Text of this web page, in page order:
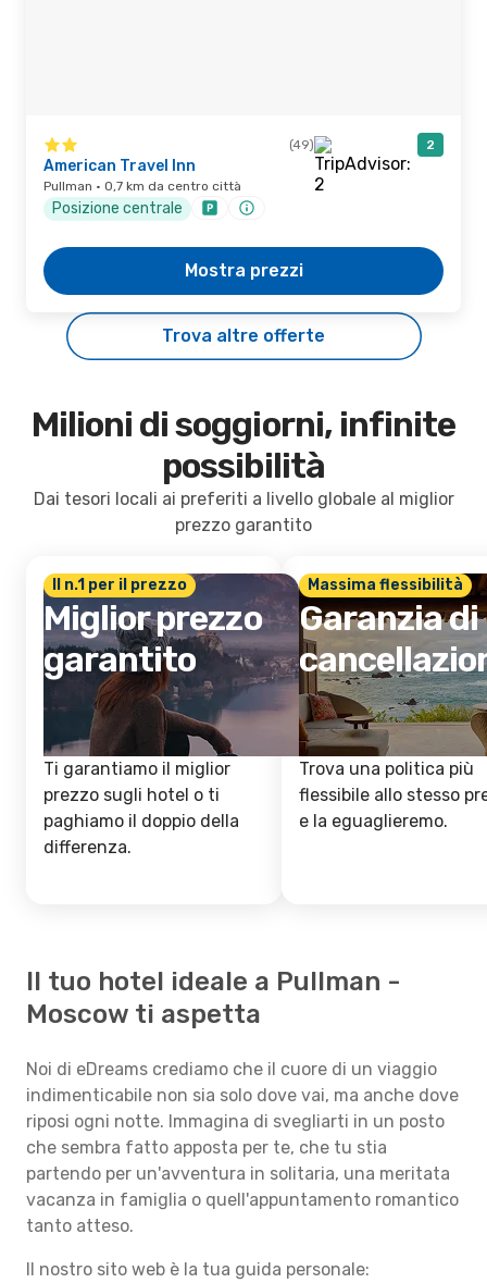
(49) 2
American Travel Inn
Pullman · 0,7 km da centro città
Posizione centrale
Mostra prezzi
Trova altre offerte
Milioni di soggiorni, infinite
possibilità
Dai tesori locali ai preferiti a livello globale al miglior
prezzo garantito
Il n.1 per il prezzo
Miglior prezzo
garantito
Ti garantiamo il miglior
prezzo sugli hotel o ti
paghiamo il doppio della
differenza.
Massima flessibilità
Garanzia di
Trova una politica più
flessibile allo stesso
e la eguaglieremo.
Il tuo hotel ideale a Pullman -
Moscow ti aspetta
Noi di eDreams crediamo che il cuore di un viaggio
indimenticabile non sia solo dove vai, ma anche dove
riposi ogni notte. Immagina di svegliarti in un posto
che sembra fatto apposta per te, che tu stia
partendo per un'avventura in solitaria, una meritata
vacanza in famiglia o quell'appuntamento romantico
tanto atteso.
Il nostro sito web è la tua guida personale: